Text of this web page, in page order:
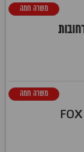
משרה חמה
משרה חמה